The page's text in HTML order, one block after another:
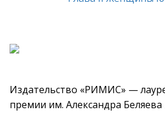
Издательство «РИМИС» —
премии им. Александра Беляева